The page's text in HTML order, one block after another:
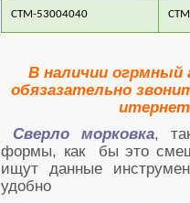
СТМ-53004040
В наличии огрмный
обязазательно
Сверло морковка,
формы, как бы это
ищут данные
удобно